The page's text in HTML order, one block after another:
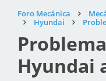
Foro Mecánica
Hyundai
Hyundai